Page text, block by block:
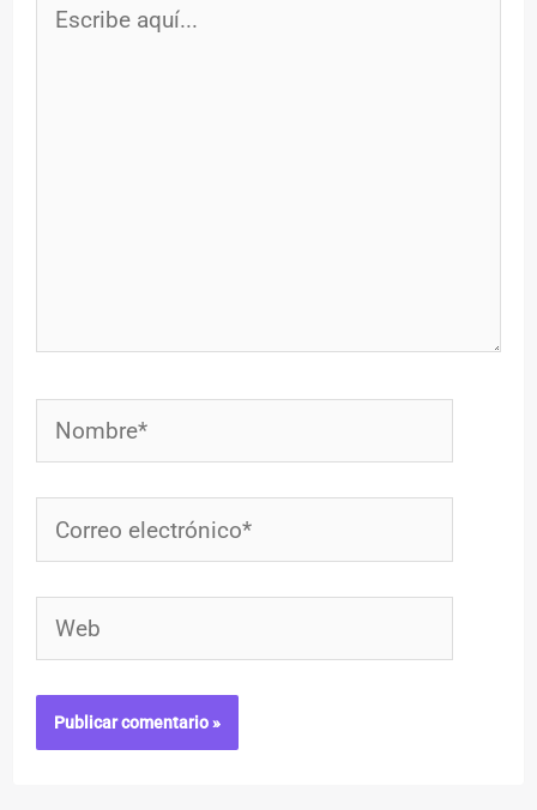
Nombre*
Correo
electrónico*
Web